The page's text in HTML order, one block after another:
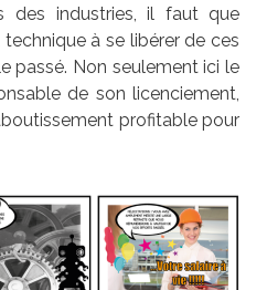
des industries, il faut que
technique à se libérer de ces
passé. Non seulement ici le
de son licenciement,
profitable pour